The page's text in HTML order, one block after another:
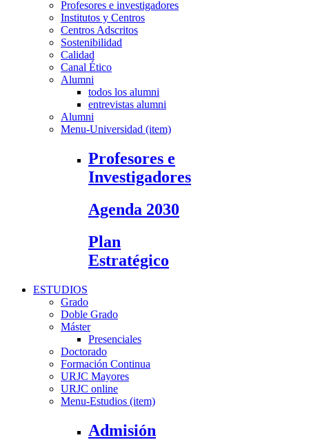
Profesores e investigadores
Institutos y Centros
Centros Adscritos
Sostenibilidad
Calidad
Canal Ético
Alumni
todos los alumni
entrevistas alumni
Alumni
Menu-Universidad (item)
Profesores e
Investigadores
Agenda 2030
Plan
Estratégico
ESTUDIOS
Grado
Doble Grado
Máster
Presenciales
Doctorado
Formación Continua
URJC Mayores
URJC online
Menu-Estudios (item)
Admisión